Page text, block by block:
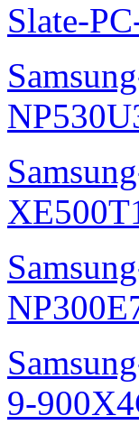
Slate-
9-